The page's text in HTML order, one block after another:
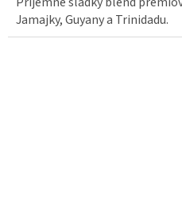
Jamajky, Guyany a Trinidadu.